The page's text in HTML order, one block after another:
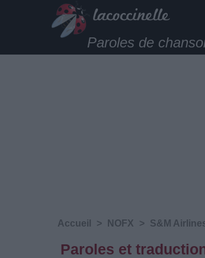
Paroles de
Accueil > NOFX > S&M
Paroles et